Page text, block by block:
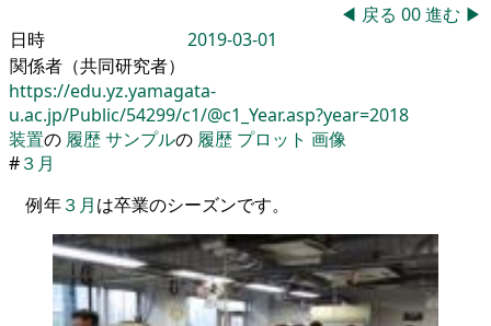
◀ 戻る 00進む ▶
日時
2019-03-01
関係者（共同研究者）
https://edu.yz.yamagata-
u.ac.jp/Public/54299/c1/@c1_Year.asp?year=2018
装置の 履歴サンプルの 履歴 プロット 画像
#３月
例年３月は卒業のシーズンです。